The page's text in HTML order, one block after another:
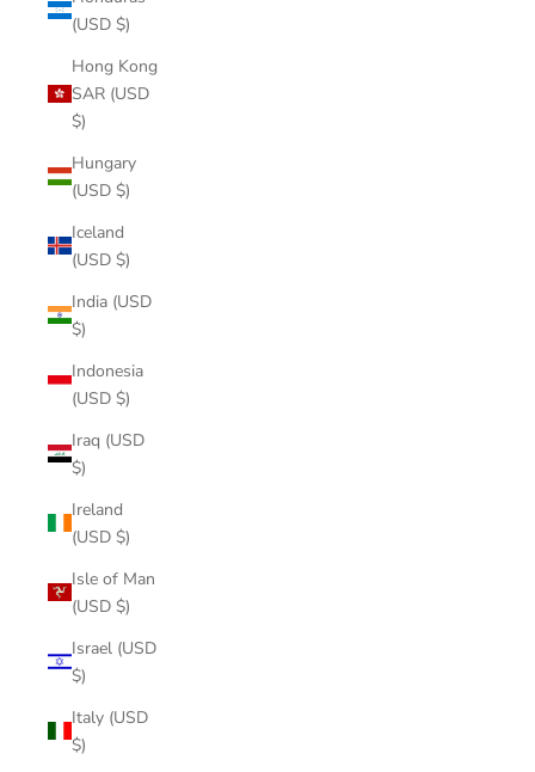
(USD $)
Hong Kong
SAR (USD
$)
Hungary
(USD $)
Iceland
(USD $)
India (USD
$)
Indonesia
(USD $)
Iraq (USD
$)
Ireland
(USD $)
Isle of Man
(USD $)
Israel (USD
$)
Italy (USD
$)